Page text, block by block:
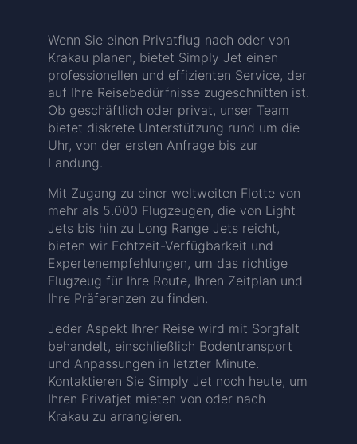
Wenn Sie einen Privatflug nach oder von
Krakau planen, bietet Simply Jet einen
professionellen und effizienten Service, der
auf Ihre Reisebedürfnisse zugeschnitten ist.
Ob geschäftlich oder privat, unser Team
bietet diskrete Unterstützung rund um die
Uhr, von der ersten Anfrage bis zur
Landung.
Mit Zugang zu einer weltweiten Flotte von
mehr als 5.000 Flugzeugen, die von Light
Jets bis hin zu Long Range Jets reicht,
bieten wir Echtzeit-Verfügbarkeit und
Expertenempfehlungen, um das richtige
Flugzeug für Ihre Route, Ihren Zeitplan und
Ihre Präferenzen zu finden.
Jeder Aspekt Ihrer Reise wird mit Sorgfalt
behandelt, einschließlich Bodentransport
und Anpassungen in letzter Minute.
Kontaktieren Sie Simply Jet noch heute, um
Ihren Privatjet mieten von oder nach
Krakau zu arrangieren.